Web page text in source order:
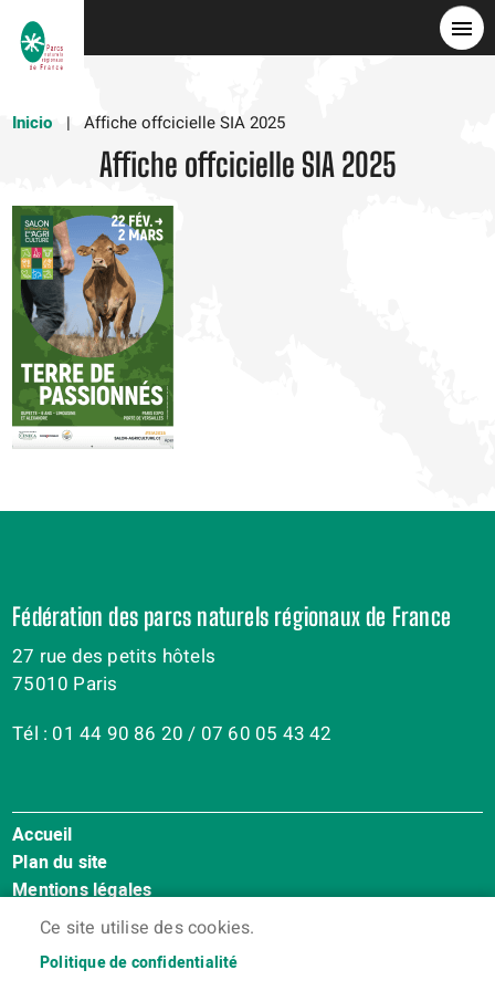
Inicio
Affiche offcicielle SIA 2025
Affiche offcicielle SIA 2025
Ce site utilise des cookies.
Politique de confidentialité
Fédération des parcs naturels régionaux de France
27 rue des petits hôtels
75010 Paris
Tél : 01 44 90 86 20 / 07 60 05 43 42
Menu
Pied
de
page
Accueil
Plan du site
Mentions légales
Accessibilité : Non conforme
Contact